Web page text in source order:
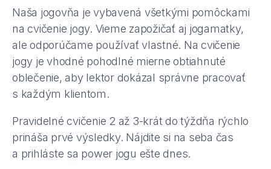
Naša jogovňa je vybavená všetkými pomôckami
na cvičenie jogy. Vieme zapožičať aj jogamatky,
ale odporúčame používať vlastné. Na cvičenie
jogy je vhodné pohodlné mierne obtiahnuté
oblečenie, aby lektor dokázal správne pracovať
s každým klientom.
Pravidelné cvičenie 2 až 3-krát do týždňa rýchlo
prináša prvé výsledky. Nájdite si na seba čas
a prihláste sa power jogu ešte dnes.